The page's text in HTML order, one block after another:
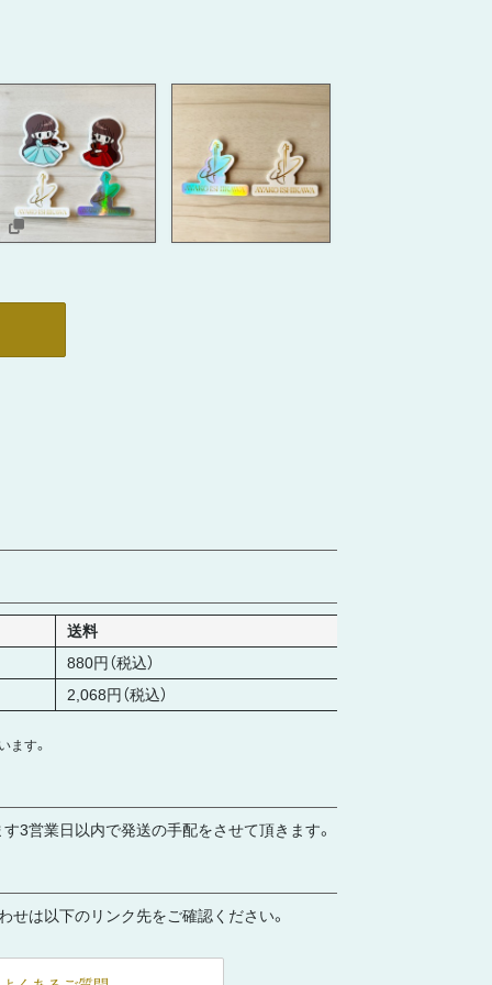
送料
880円（税込）
2,068円（税込）
ます。
3営業日以内で発送の手配をさせて頂きます。
せは以下のリンク先をご確認ください。